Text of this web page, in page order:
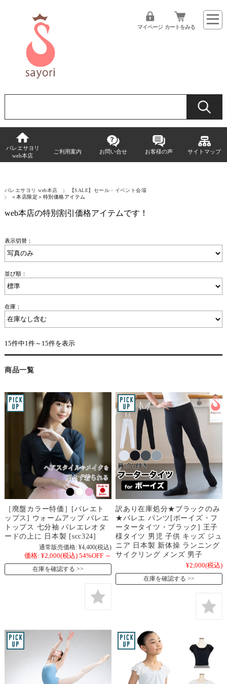
マイページ カートをみる
バレエサヨリ
web本店
ご利用案内 お問い合せ お客様の声 サイトマップ
バレエサヨリ web本店
【SALE】セール・イベント会場
＜本店限定＞特別価格アイテム
web本店の特別割引価格アイテムです！
表示切替：
並び順：
在庫：
15件中1件～15件を表示
商品一覧
［廃盤カラー特価］[バレエト
ップス] ウォームアップ バレエ
トップス 七分袖 バレエレオタ
ードの上に 日本製 [scc324]
通常販売価格: ¥4,400(税込)
価格: ¥2,000(税込) 54%OFF ～
在庫を確認する
訳あり在庫処分★ブラックのみ
★バレエ パンツ[ボーイズ・フ
ータータイツ・ブラック] 王子
様タイツ 男児 子供 キッズ ジュ
ニア 日本製 新体操 ランニング
サイクリング メンズ 男子
¥2,000(税込)
在庫を確認する